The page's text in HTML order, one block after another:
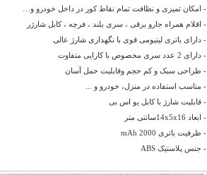
- امکان تمیزی و نظافت تمام نقاط کور در داخل خودرو و…
- اقلام همراه جارو برقی ، سری بلند ، فرچه ، کابل شارژر
- دارای باتری لیتیومی قوی با نگهداری شارژ عالی
- دارای 2 عدد سری مخصوص با کارایی متفاوت
- طراحی سبک و کم حجم وقابلیت حمل آسان
- مناسب استفاده در منزل، خودرو و ...
- قابلیت شارژ با کابل یو اس بی
- ابعاد 14x5x16سانتی متر
- ظرفیت باتری 2000 mAh
- جنس پلاستیک ABS